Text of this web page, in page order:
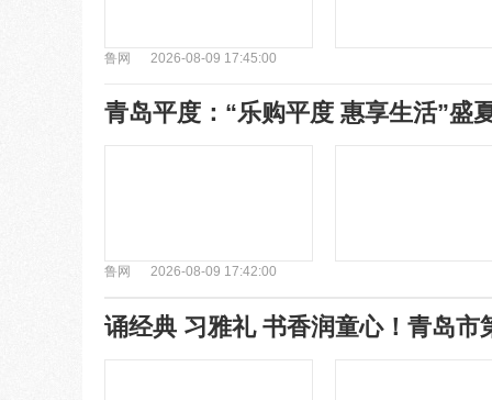
鲁网 2026-08-09 17:45:00
青岛平度：“乐购平度 惠享生活”盛
鲁网 2026-08-09 17:42:00